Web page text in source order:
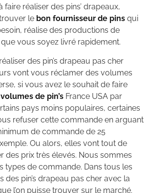
faire réaliser des pins’ drapeaux,
le bon fournisseur de pins qui
réalise des productions de
que vous soyez livré rapidement.
des pin’s drapeau pas cher
vont vous réclamer des volumes
si vous avez le souhait de faire
de pin’s France USA par
pays moins populaires, certaines
refuser cette commande en arguant
de commande de 25
Ou alors, elles vont tout de
des prix très élevés. Nous sommes
types de commande. Dans tous les
des pin’s drapeau pas cher avec la
l’on puisse trouver sur le marché.